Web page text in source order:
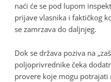
naći će se pod lupom
prijave vlasnika i faktičkog
se zamrzava do daljnjeg.
Dok se država poziva na
poljoprivrednike čeka
provere koje mogu potrajati